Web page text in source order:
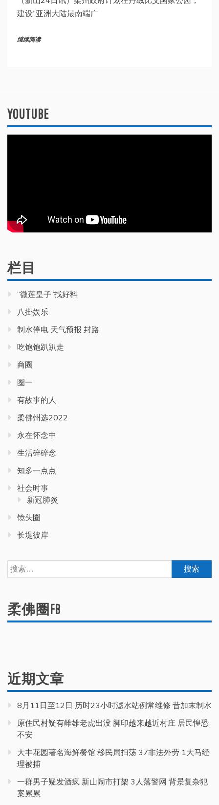
建设“亚洲大陆最南端广
继续阅读
YOUTUBE
栏目
“微莲皇子”找好料
八掛娱乐
制水停电 天气预报 封路
吃饱饱趴趴走
商圈
圈一
有故事的人
柔佛州选2022
永在怀念中
生活碎碎念
知多一点点
社会时事
新冠肺炎
镜头圈
长堤彼岸
搜
索：
柔佛圈FB
近期文章
8月11日至12日 历时23小时滤水站例常维修 昔加末制水
原住民村疑有雌雄老虎出没 脚印越来越近村庄 居民惶恐
不安
大丰花园著名海鲜餐馆 移民局扫荡 37非法外劳 1大马经
理被捕
一群男子疑发酒疯 新山闹市打架 3人落警网 背景复杂犯
案累累